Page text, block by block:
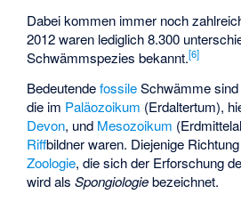
Dabei kommen immer noch
2012 waren lediglich 8.300
Schwämmspezies bekannt.[6]
BedeutendefossileSchwämme
die im Paläozoikum (Erdaltertum),
Devon, und Mesozoikum
Riffbildner waren. Diejenige
Zoologie, die sich der Erforschung
wird alsSpongiologiebezeichnet.